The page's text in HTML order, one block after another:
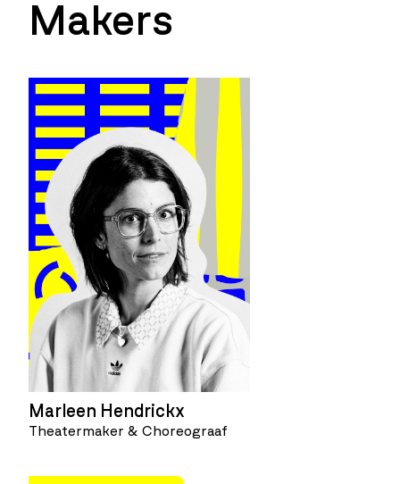
Makers
Marleen Hendrickx
Theatermaker & Choreograaf